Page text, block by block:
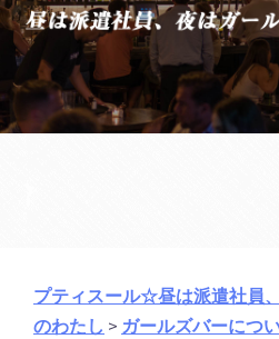
プティスール☆昼は派遣社員
のわたし > ガールズバーにつ